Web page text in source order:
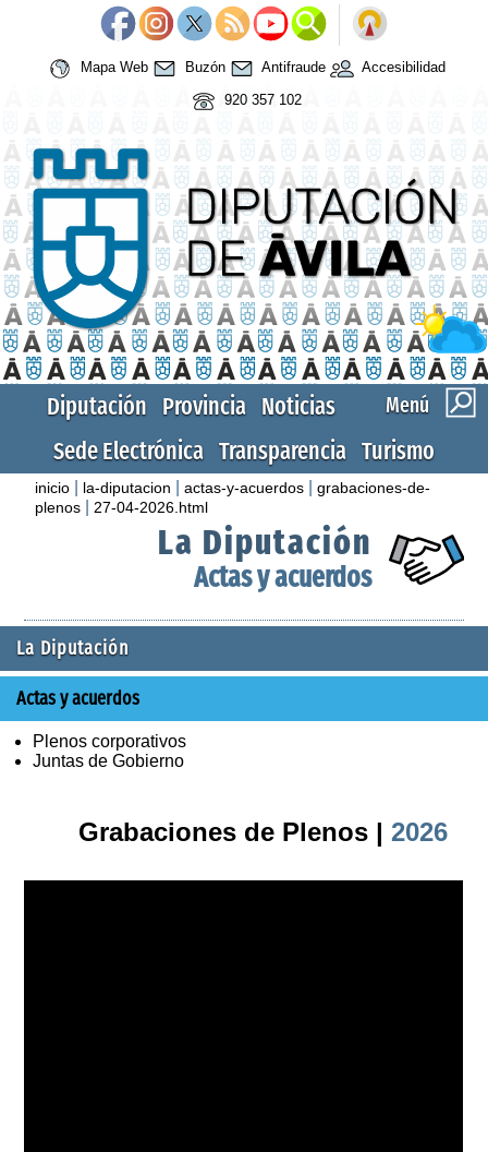
Mapa Web Buzón Antifraude
Accesibilidad
920 357 102
Menú
Diputación Provincia Noticias
Sede Electrónica Transparencia Turismo
inicio la-diputacion |actas-y-acuerdos |grabaciones-de-
plenos
27-04-2026.html
La Diputación
Actas y acuerdos
La Diputación
Actas y acuerdos
Plenos corporativos
Juntas de Gobierno
Grabaciones de Plenos | 2026